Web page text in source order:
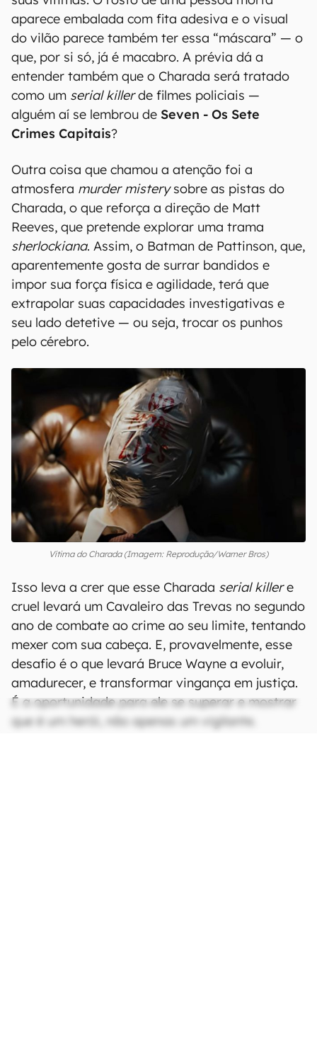
aparece embalada com fita adesiva e o visual
do vilão parece também ter essa “máscara” — o
que, por si só, já é macabro. A prévia dá a
entender também que o Charada será tratado
como um serial killerde filmes policiais —
alguém aí se lembrou de Seven - Os Sete
Crimes Capitais?
Outra coisa que chamou a atenção foi a
atmosfera murder misterysobre as pistas do
Charada, o que reforça a direção de Matt
Reeves, que pretende explorar uma trama
sherlockiana. Assim, o Batman de Pattinson, que,
aparentemente gosta de surrar bandidos e
impor sua força física e agilidade, terá que
extrapolar suas capacidades investigativas e
seu lado detetive — ou seja, trocar os punhos
pelo cérebro.
Vítima do Charada (Imagem: Reprodução/Warner Bros)
Isso leva a crer que esse Charada serial killere
cruel levará um Cavaleiro das Trevas no segundo
ano de combate ao crime ao seu limite, tentando
mexer com sua cabeça. E, provavelmente, esse
desafio é o que levará Bruce Wayne a evoluir,
amadurecer, e transformar vingança em justiça.
É a oportunidade para ele se superar e mostrar
que é um herói, não apenas um vigilante.